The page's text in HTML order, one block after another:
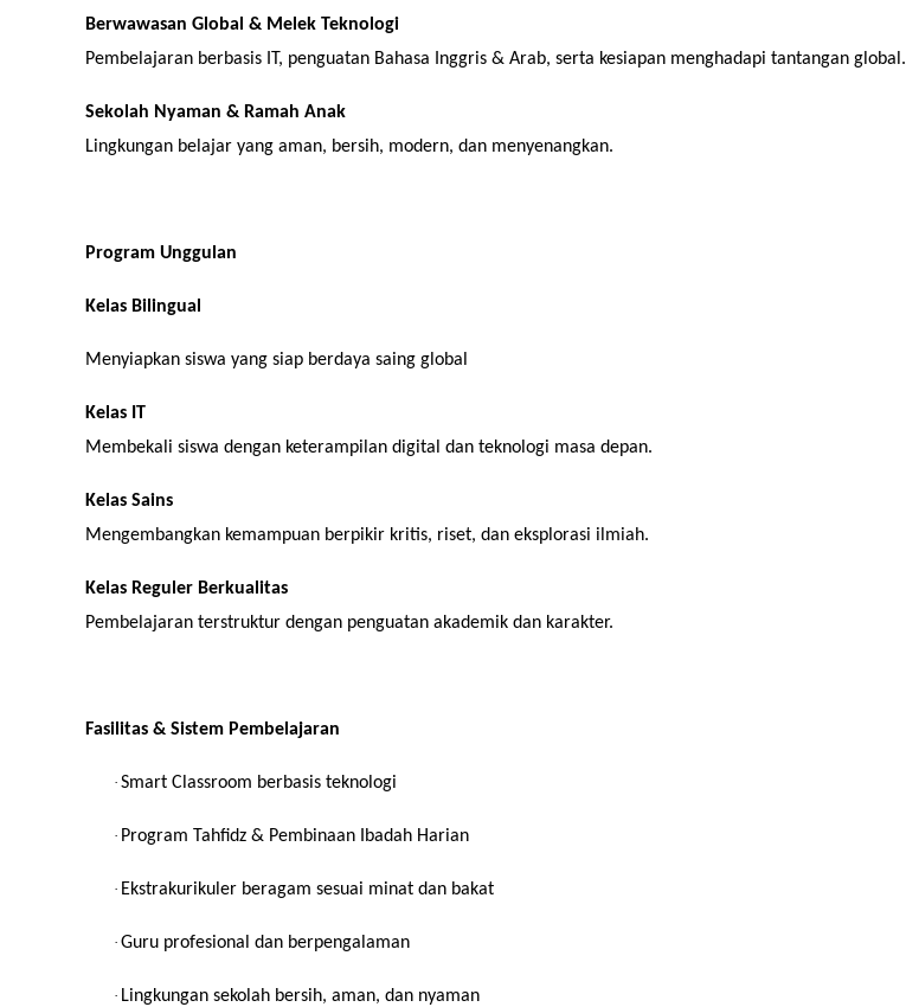
Berwawasan Global & Melek Teknologi
Pembelajaran berbasis IT, penguatan Bahasa Inggris & Arab, serta kesiapan menghadapi tantangan global.
Sekolah Nyaman & Ramah Anak
Lingkungan belajar yang aman, bersih, modern, dan menyenangkan.
Program Unggulan
Kelas Bilingual
Menyiapkan siswa yang siap berdaya saing global
Kelas IT
Membekali siswa dengan keterampilan digital dan teknologi masa depan.
Kelas Sains
Mengembangkan kemampuan berpikir kritis, riset, dan eksplorasi ilmiah.
Kelas Reguler Berkualitas
Pembelajaran terstruktur dengan penguatan akademik dan karakter.
Fasilitas & Sistem Pembelajaran
· Smart Classroom berbasis teknologi
· Program Tahfidz & Pembinaan Ibadah Harian
· Ekstrakurikuler beragam sesuai minat dan bakat
· Guru profesional dan berpengalaman
· Lingkungan sekolah bersih, aman, dan nyaman